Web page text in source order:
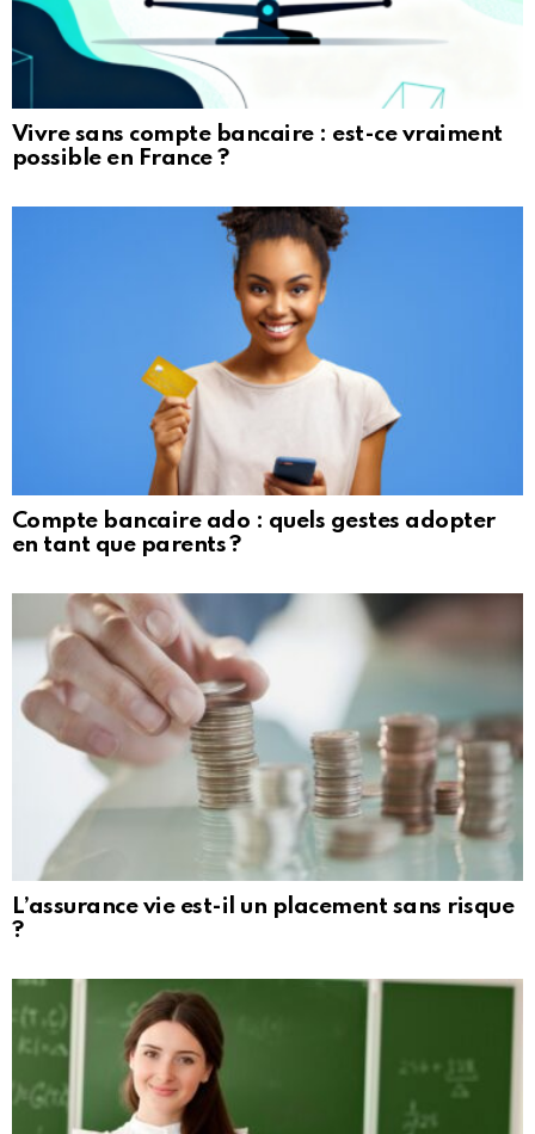
Vivre sans compte bancaire : est-ce vraiment
possible en France ?
Compte bancaire ado : quels gestes adopter
en tant que parents ?
L’assurance vie est-il un placement sans risque
?